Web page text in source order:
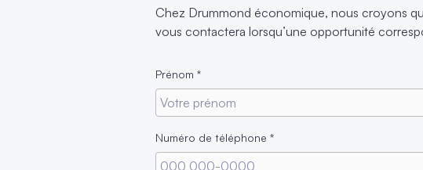
Chez Drummond économique, nous croyons
vous contactera lorsqu’une opportunité
Prénom *
Numéro de téléphone *